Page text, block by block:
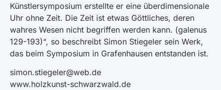
Künstlersymposium erstellte er eine überdimensionale
Uhr ohne Zeit. Die Zeit ist etwas Göttliches, deren
wahres Wesen nicht begriffen werden kann. (galenus
129-193)“, so beschreibt Simon Stiegeler sein Werk,
das beim Symposium in Grafenhausen entstanden ist.
simon.stiegeler@web.de
www.holzkunst-schwarzwald.de